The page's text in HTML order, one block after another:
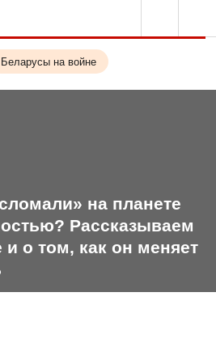
Беларусы на войне
на планете
Рассказываем
и о том, как он меняет